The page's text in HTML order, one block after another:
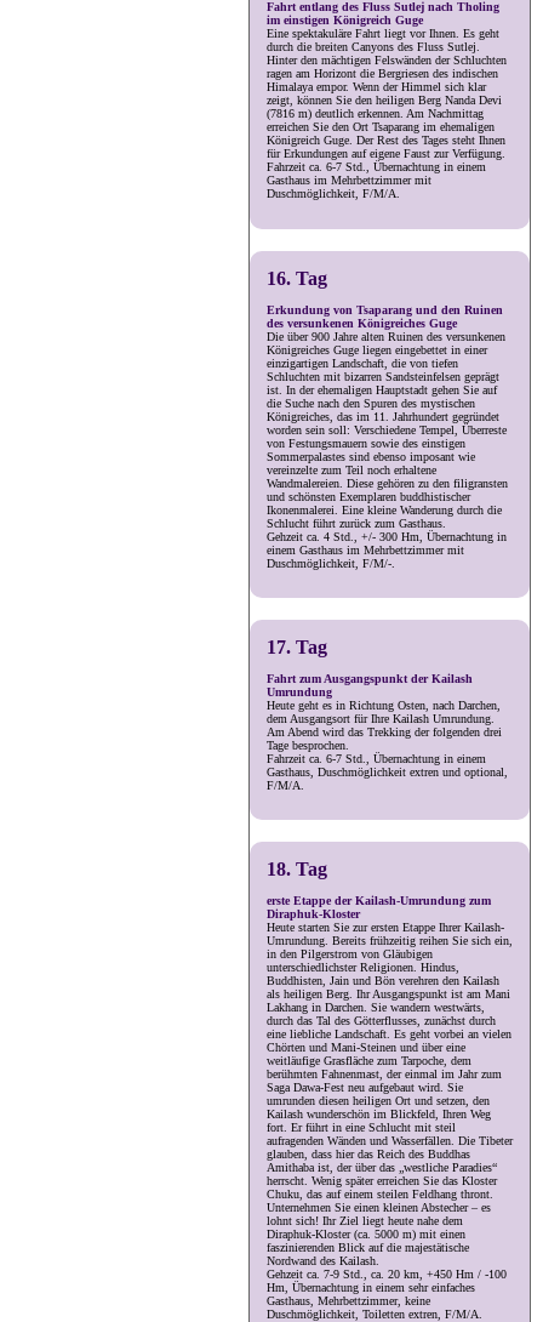
Fahrt entlang des Fluss Sutlej nach Tholing
im einstigen Königreich Guge
Eine spektakuläre Fahrt liegt vor Ihnen. Es geht
durch die breiten Canyons des Fluss Sutlej.
Hinter den mächtigen Felswänden der Schluchten
ragen am Horizont die Bergriesen des indischen
Himalaya empor. Wenn der Himmel sich klar
zeigt, können Sie den heiligen Berg Nanda Devi
(7816 m) deutlich erkennen. Am Nachmittag
erreichen Sie den Ort Tsaparang im ehemaligen
Königreich Guge. Der Rest des Tages steht Ihnen
für Erkundungen auf eigene Faust zur Verfügung.
Fahrzeit ca. 6-7 Std., Übernachtung in einem
Gasthaus im Mehrbettzimmer mit
Duschmöglichkeit, F/M/A.
16. Tag
Erkundung von Tsaparang und den Ruinen
des versunkenen Königreiches Guge
Die über 900 Jahre alten Ruinen des versunkenen
Königreiches Guge liegen eingebettet in einer
einzigartigen Landschaft, die von tiefen
Schluchten mit bizarren Sandsteinfelsen geprägt
ist. In der ehemaligen Hauptstadt gehen Sie auf
die Suche nach den Spuren des mystischen
Königreiches, das im 11. Jahrhundert gegründet
worden sein soll: Verschiedene Tempel, Überreste
von Festungsmauern sowie des einstigen
Sommerpalastes sind ebenso imposant wie
vereinzelte zum Teil noch erhaltene
Wandmalereien. Diese gehören zu den filigransten
und schönsten Exemplaren buddhistischer
Ikonenmalerei. Eine kleine Wanderung durch die
Schlucht führt zurück zum Gasthaus.
Gehzeit ca. 4 Std., +/- 300 Hm, Übernachtung in
einem Gasthaus im Mehrbettzimmer mit
Duschmöglichkeit, F/M/-.
17. Tag
Fahrt zum Ausgangspunkt der Kailash
Umrundung
Heute geht es in Richtung Osten, nach Darchen,
dem Ausgangsort für Ihre Kailash Umrundung.
Am Abend wird das Trekking der folgenden drei
Tage besprochen.
Fahrzeit ca. 6-7 Std., Übernachtung in einem
Gasthaus, Duschmöglichkeit extren und optional,
F/M/A.
18. Tag
erste Etappe der Kailash-Umrundung zum
Diraphuk-Kloster
Heute starten Sie zur ersten Etappe Ihrer Kailash-
Umrundung. Bereits frühzeitig reihen Sie sich ein,
in den Pilgerstrom von Gläubigen
unterschiedlichster Religionen. Hindus,
Buddhisten, Jain und Bön verehren den Kailash
als heiligen Berg. Ihr Ausgangspunkt ist am Mani
Lakhang in Darchen. Sie wandern westwärts,
durch das Tal des Götterflusses, zunächst durch
eine liebliche Landschaft. Es geht vorbei an vielen
Chörten und Mani-Steinen und über eine
weitläufige Grasfläche zum Tarpoche, dem
berühmten Fahnenmast, der einmal im Jahr zum
Saga Dawa-Fest neu aufgebaut wird. Sie
umrunden diesen heiligen Ort und setzen, den
Kailash wunderschön im Blickfeld, Ihren Weg
fort. Er führt in eine Schlucht mit steil
aufragenden Wänden und Wasserfällen. Die Tibeter
glauben, dass hier das Reich des Buddhas
Amithaba ist, der über das „westliche Paradies“
herrscht. Wenig später erreichen Sie das Kloster
Chuku, das auf einem steilen Feldhang thront.
Unternehmen Sie einen kleinen Abstecher – es
lohnt sich! Ihr Ziel liegt heute nahe dem
Diraphuk-Kloster (ca. 5000 m) mit einen
faszinierenden Blick auf die majestätische
Nordwand des Kailash.
Gehzeit ca. 7-9 Std., ca. 20 km, +450 Hm / -100
Hm, Übernachtung in einem sehr einfaches
Gasthaus, Mehrbettzimmer, keine
Duschmöglichkeit, Toiletten extren, F/M/A.